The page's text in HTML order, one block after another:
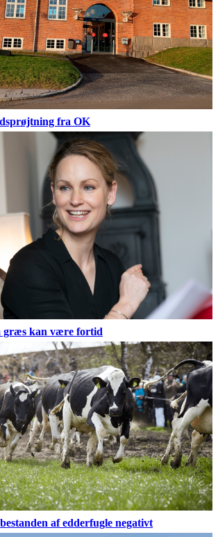
fra OK
græs kan være fortid
af edderfugle negativt